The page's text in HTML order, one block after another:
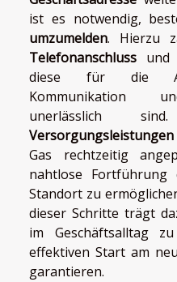
ist es notwendig,
umzumelden. Hierzu
Telefonanschluss und
diese für die
Kommunikation
unerlässlich
Versorgungsleistungen
Gas rechtzeitig
nahtlose
Standort zu
dieser Schritte trägt
im Geschäftsalltag
effektiven Start am
garantieren.